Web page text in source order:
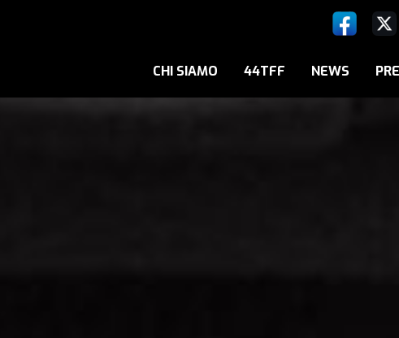
CHI SIAMO 44TFF NEWS